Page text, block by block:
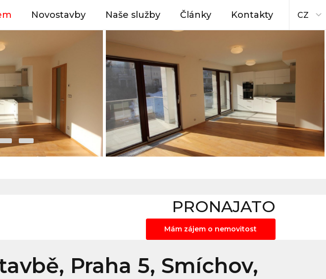
Novostavby Naše služby Články Kontakty CZ
PRONAJATO
Mám zájem o nemovitost
Praha 5, Smíchov,